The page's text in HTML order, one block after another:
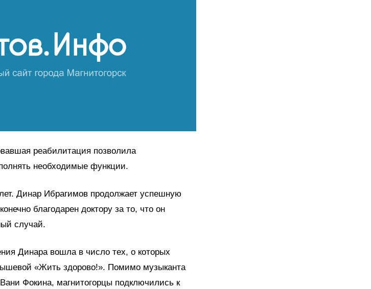
реабилитация позволила
необходимые функции.
Динар Ибрагимов продолжает успешную
благодарен доктору за то, что он
случай.
Динара вошла в число тех, о которых
«Жить здорово!». Помимо музыканта
Фокина, магнитогорцы подключились к